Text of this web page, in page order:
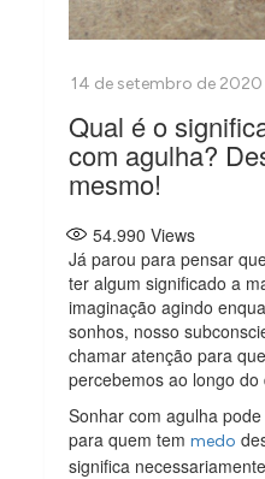
Qual é o
com agulha?
mesmo!
54.990 Views
Já parou para pensar
ter algum significado a
imaginação agindo
sonhos, nosso
chamar atenção para
percebemos ao longo do
Sonhar com agulha
para quem temmedo
significa